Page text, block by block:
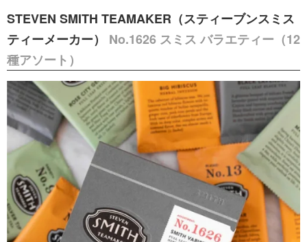
STEVEN SMITH TEAMAKER（スティーブンスミス
ティーメーカー） No.1626 スミス バラエティー（12
種アソート）